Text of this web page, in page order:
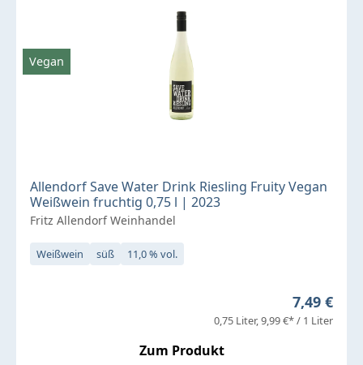
Allendorf Save Water Drink Riesling Fruity Vegan
Weißwein fruchtig 0,75 l | 2023
Fritz Allendorf Weinhandel
Weißwein süß 11,0 % vol.
Regulärer
7,49 €
0,75 Liter 9,99 €* / 1 Liter
Zum Produkt
Vegan